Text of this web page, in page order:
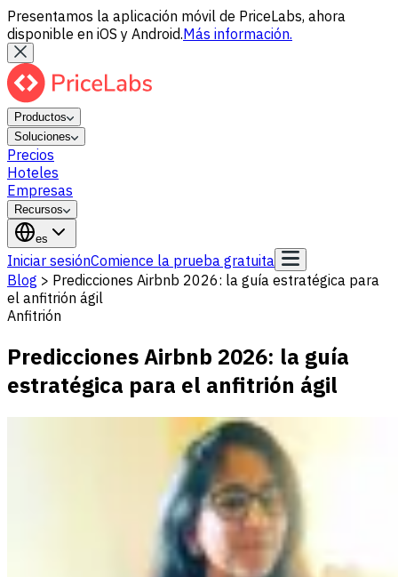
Presentamos la aplicación móvil de PriceLabs, ahora
disponible en iOS y Android.Más información.
Productos
Soluciones
Precios
Hoteles
Empresas
Recursos
es
Iniciar sesiónComience la prueba gratuita
Blog > Predicciones Airbnb 2026: la guía estratégica para
el anfitrión ágil
Anfitrión
Predicciones Airbnb 2026: la guía
estratégica para el anfitrión ágil